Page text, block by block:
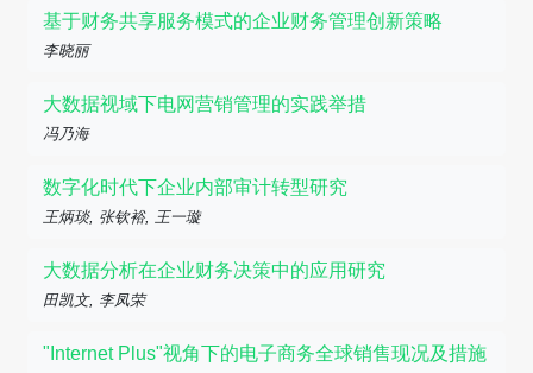
基于财务共享服务模式的企业财务管理创新策略
李晓丽
大数据视域下电网营销管理的实践举措
冯乃海
数字化时代下企业内部审计转型研究
王炳琰, 张钦裕, 王一璇
大数据分析在企业财务决策中的应用研究
田凯文, 李凤荣
"Internet Plus"视角下的电子商务全球销售现况及措施